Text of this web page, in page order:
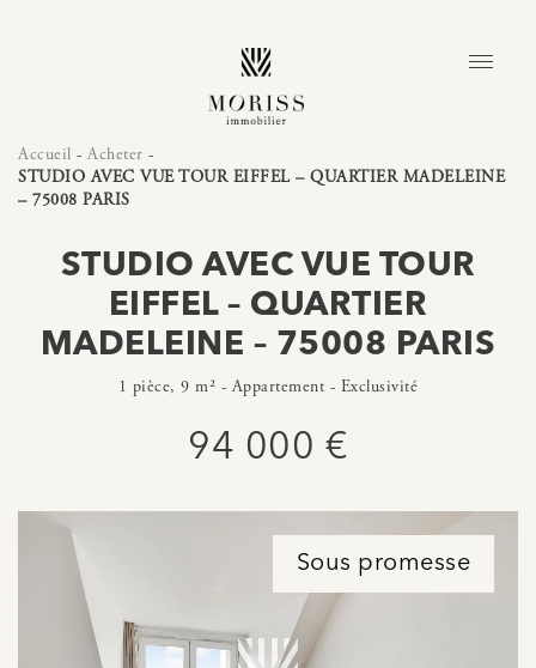
Accueil - Acheter -
STUDIO AVEC VUE TOUR EIFFEL – QUARTIER MADELEINE
– 75008 PARIS
STUDIO AVEC VUE TOUR
EIFFEL – QUARTIER
MADELEINE – 75008 PARIS
1 pièce, 9 m² - Appartement - Exclusivité
94 000 €
Sous promesse